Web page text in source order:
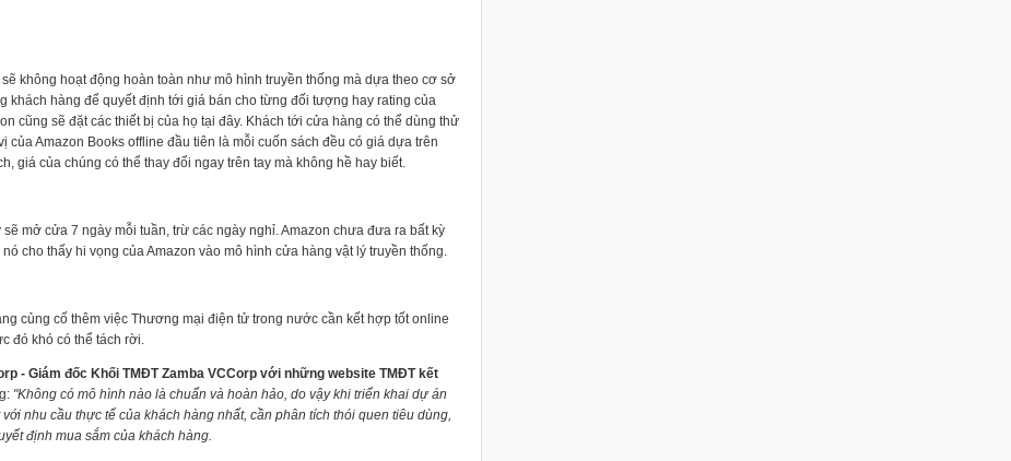
không hoạt động hoàn toàn như mô hình truyền thống mà dựa theo cơ sở
khách hàng để quyết định tới giá bán cho từng đối tượng hay rating của
cũng sẽ đặt các thiết bị của họ tại đây. Khách tới cửa hàng có thể dùng thử
của Amazon Books offline đầu tiên là mỗi cuốn sách đều có giá dựa trên
giá của chúng có thể thay đổi ngay trên tay mà không hề hay biết.
mở cửa 7 ngày mỗi tuần, trừ các ngày nghỉ. Amazon chưa đưa ra bất kỳ
cho thấy hi vọng của Amazon vào mô hình cửa hàng vật lý truyền thống.
củng cố thêm việc Thương mại điện tử trong nước cần kết hợp tốt online
đó khó có thể tách rời.
- Giám đốc Khối TMĐT Zamba VCCorp với những website TMĐT kết
"Không có mô hình nào là chuẩn và hoàn hảo, do vậy khi triển khai dự án
nhu cầu thực tế của khách hàng nhất, cần phân tích thói quen tiêu dùng,
định mua sắm của khách hàng.